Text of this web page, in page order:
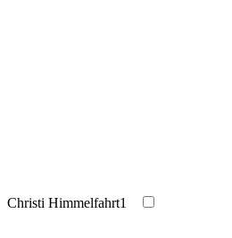
Christi Himmelfahrt1